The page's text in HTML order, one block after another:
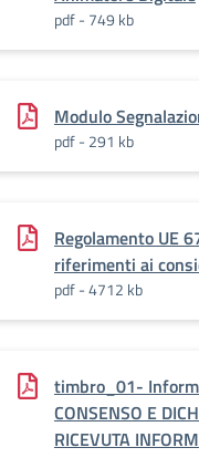
pdf - 749 kb
Modulo
pdf - 291 kb
Regolamento UE
riferimenti ai
pdf - 4712 kb
timbro_01-
CONSENSO E
RICEVUTA